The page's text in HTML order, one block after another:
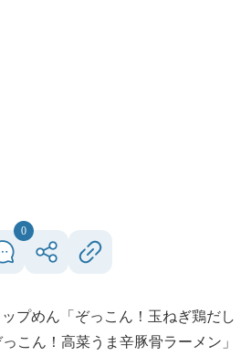
0
プめん「ぞっこん！玉ねぎ鶏だし
こん！高菜うま辛豚骨ラーメン」